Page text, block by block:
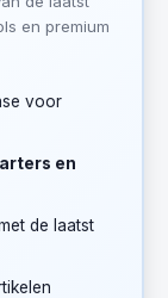
en premium
voor
en
de laatst